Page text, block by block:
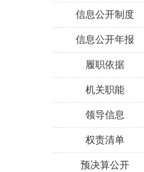
信息公开制度
信息公开年报
履职依据
机关职能
领导信息
权责清单
预决算公开